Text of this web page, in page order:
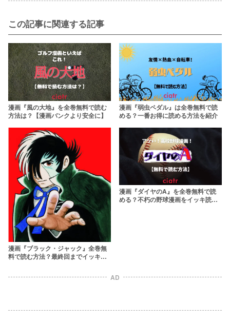
この記事に関連する記事
漫画『風の大地』を全巻無料で読む
方法は？【漫画バンクより安全に】
漫画『弱虫ペダル』は全巻無料で読
める？一番お得に読める方法を紹介
漫画『ブラック・ジャック』全巻無
料で読む方法？最終回までイッキ読
漫画『ダイヤのA』を全巻無料で読
める？不朽の野球漫画をイッキ読
AD